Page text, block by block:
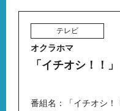
テレビ
オクラホマ
「イチオシ！！」
番組名：「イチオシ！